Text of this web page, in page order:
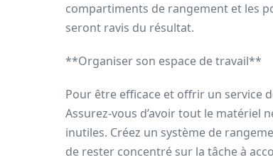
compartiments de rangement et les
seront ravis du résultat.
**Organiser son espace de travail**
Pour être efficace et offrir un service
Assurez-vous d’avoir tout le matériel
inutiles. Créez un système de
de rester concentré sur la tâche à